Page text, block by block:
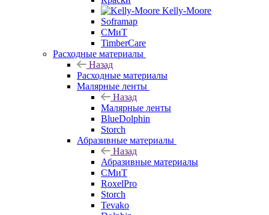
Kelly-Moore
Soframap
СМиТ
TimberCare
Расходные материалы
Назад
Расходные материалы
Малярные ленты
Назад
Малярные ленты
BlueDolphin
Storch
Абразивные материалы
Назад
Абразивные материалы
СМиТ
RoxelPro
Storch
Tevako